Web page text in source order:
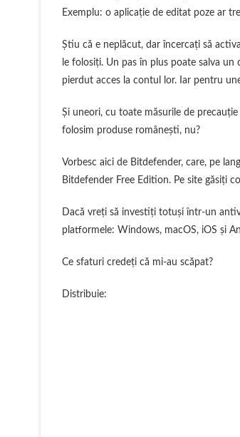
Exemplu: o aplicație de editat poze ar
Știu că e neplăcut, dar încercați să
le folosiți. Un pas în plus poate salva
pierdut acces la contul lor. Iar pentru
Și uneori, cu toate măsurile de
folosim produse românești, nu?
Vorbesc aici de Bitdefender, care, pe
Bitdefender Free Edition. Pe site găsiți
Dacă vreți să investiți totuși într-un
platformele: Windows, macOS, iOS și
Ce sfaturi credeți că mi-au scăpat?
Distribuie: